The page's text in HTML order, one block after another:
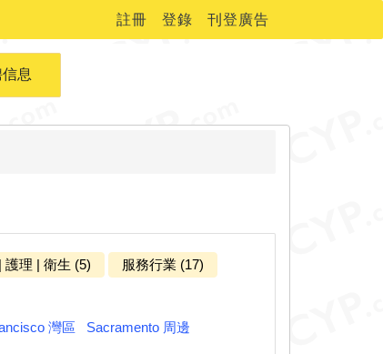
註冊 登錄 刊登廣告
息
護理 | 衛生 (5)
服務行業 (17)
灣區
Sacramento 周邊